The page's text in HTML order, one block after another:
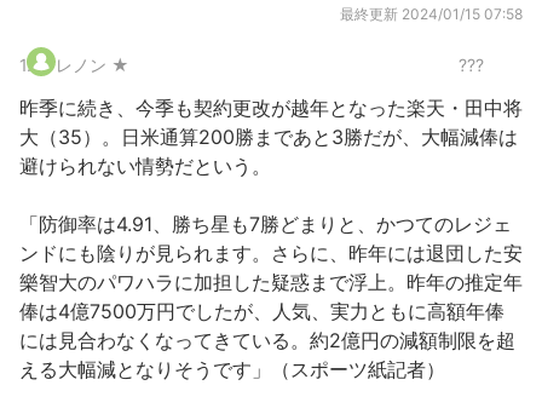
最終更新 2024/01/15 07:58
1. レノン ★ ???
昨季に続き、今季も契約更改が越年となった楽天・田中将
大（35）。日米通算200勝まであと3勝だが、大幅減俸は
避けられない情勢だという。
「防御率は4.91、勝ち星も7勝どまりと、かつてのレジェ
ンドにも陰りが見られます。さらに、昨年には退団した安
樂智大のパワハラに加担した疑惑まで浮上。昨年の推定年
俸は4億7500万円でしたが、人気、実力ともに高額年俸
には見合わなくなってきている。約2億円の減額制限を超
える大幅減となりそうです」（スポーツ紙記者）